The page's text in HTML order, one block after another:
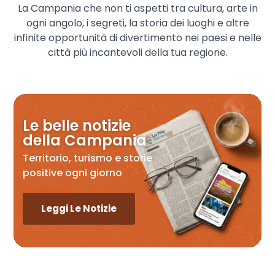
La Campania che non ti aspetti tra cultura, arte in
ogni angolo, i segreti, la storia dei luoghi e altre
infinite opportunità di divertimento nei paesi e nelle
città più incantevoli della tua regione.
Le belle notizie
della Campania
Territorio, turismo e storie
positive ogni giorno
Leggi Le Notizie